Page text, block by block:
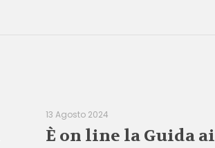
13 Agosto 2024
È on line la Guida ai